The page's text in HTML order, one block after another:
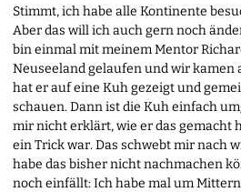
Stimmt, ich habe alle Kontinente
Aber das will ich auch gern noch
bin einmal mit meinem Mentor
Neuseeland gelaufen und wir kamen
hat er auf eine Kuh gezeigt und
schauen. Dann ist die Kuh einfach
mir nicht erklärt, wie er das gemacht
ein Trick war. Das schwebt mir nach
habe das bisher nicht nachmachen
noch einfällt: Ich habe mal um